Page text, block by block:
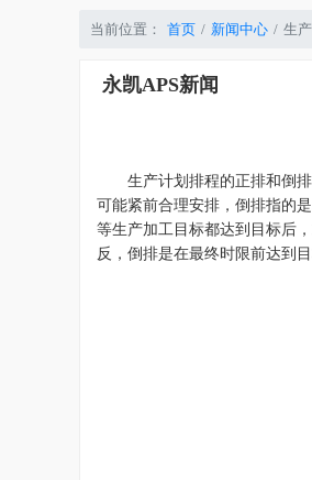
当前位置： 首页 新闻中心 生
永凯APS新闻
生产计划排程的正排和倒排
可能紧前合理安排，倒排指的
等生产加工目标都达到目标后
反，倒排是在最终时限前达到